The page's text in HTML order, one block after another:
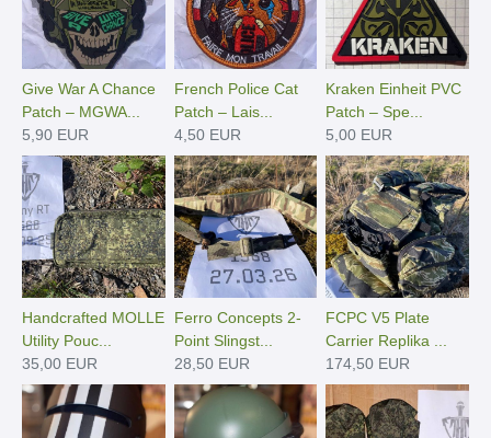
Give War A Chance
Patch – MGWA...
5,90 EUR
French Police Cat
Patch – Lais...
4,50 EUR
Kraken Einheit PVC
Patch – Spe...
5,00 EUR
Handcrafted MOLLE
Utility Pouc...
35,00 EUR
Ferro Concepts 2-
Point Slingst...
28,50 EUR
FCPC V5 Plate
Carrier Replika ...
174,50 EUR